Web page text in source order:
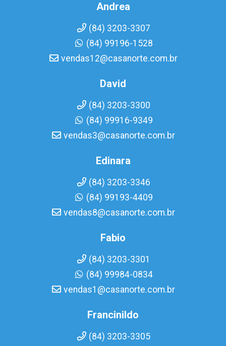
Andrea
(84) 3203-3307
(84) 99196-1528
vendas12@casanorte.com.br
David
(84) 3203-3300
(84) 99916-9349
vendas3@casanorte.com.br
Edinara
(84) 3203-3346
(84) 99193-4409
vendas8@casanorte.com.br
Fabio
(84) 3203-3301
(84) 99984-0834
vendas1@casanorte.com.br
Francinildo
(84) 3203-3305